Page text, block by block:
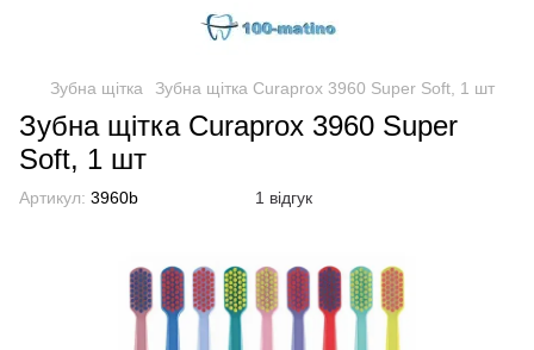
Зубна щітка Зубна щітка Curaprox 3960 Super Soft, 1 шт
Зубна щітка Curaprox 3960 Super
Soft, 1 шт
Артикул: 3960b 1 відгук